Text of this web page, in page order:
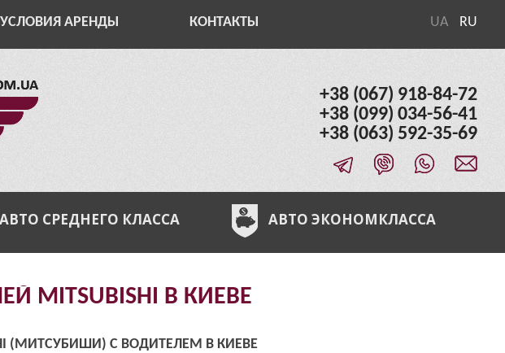
UA RU
УСЛОВИЯ АРЕНДЫ КОНТАКТЫ
+38 (067) 918-84-72
+38 (099) 034-56-41
+38 (063) 592-35-69
АВТО СРЕДНЕГО КЛАССА АВТО ЭКОНОМКЛАССА
MITSUBISHI В КИЕВЕ
(МИТСУБИШИ) С ВОДИТЕЛЕМ В КИЕВЕ